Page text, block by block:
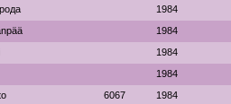
1984
1984
1984
1984
6067 1984